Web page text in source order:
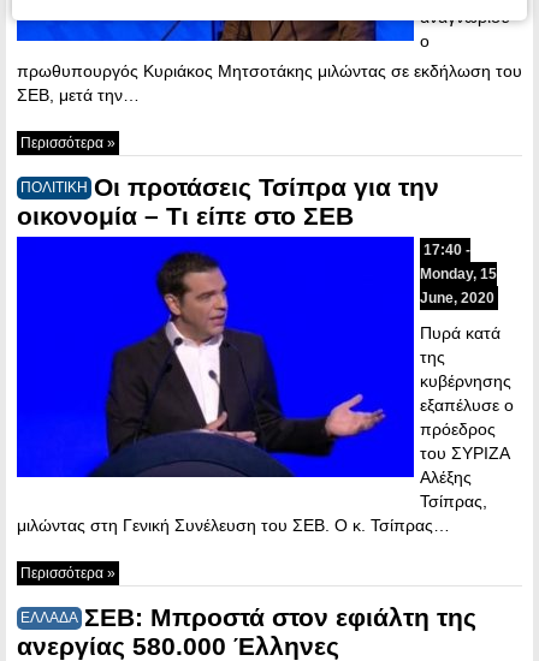
αναγνώρισε
ο
πρωθυπουργός Κυριάκος Μητσοτάκης μιλώντας σε εκδήλωση του
ΣΕΒ, μετά την…
Περισσότερα »
ΠΟΛΙΤΙΚΗ Οι προτάσεις Τσίπρα για την
οικονομία – Τι είπε στο ΣΕΒ
17:40 -
Monday, 15
June, 2020
Πυρά κατά
της
κυβέρνησης
εξαπέλυσε ο
πρόεδρος
του ΣΥΡΙΖΑ
Αλέξης
Τσίπρας,
μιλώντας στη Γενική Συνέλευση του ΣΕΒ. Ο κ. Τσίπρας…
Περισσότερα »
ΕΛΛΑΔΑ ΣΕΒ: Μπροστά στον εφιάλτη της
ανεργίας 580.000 Έλληνες